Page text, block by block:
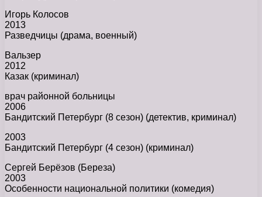
Игорь Колосов
2013
Разведчицы (драма, военный)
Вальзер
2012
Казак (криминал)
врач районной больницы
2006
Бандитский Петербург (8 сезон) (детектив, криминал)
2003
Бандитский Петербург (4 сезон) (криминал)
Сергей Берёзов (Береза)
2003
Особенности национальной политики (комедия)